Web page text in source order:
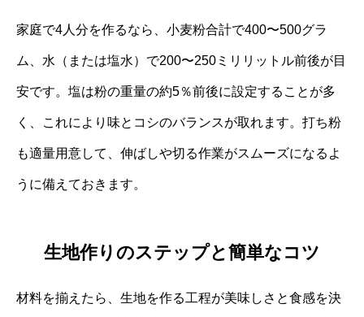
家庭で4人分を作るなら、小麦粉合計で400〜500グラ
ム、水（または塩水）で200〜250ミリリットル前後が目
安です。塩は粉の重量の約5％前後に設定することが多
く、これにより味とコシのバランスが取れます。打ち粉
も適量用意して、伸ばしや切る作業がスムーズになるよ
うに備えておきます。
生地作りのステップと簡単なコツ
材料を揃えたら、生地を作る工程が美味しさと食感を決